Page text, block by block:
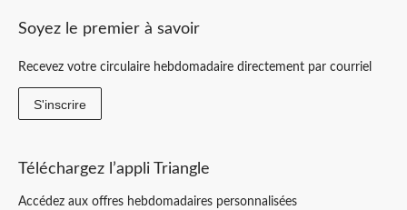
Soyez le premier à savoir
Recevez votre circulaire hebdomadaire directement par courriel
S'inscrire
Téléchargez l’appli Triangle
Accédez aux offres hebdomadaires personnalisées